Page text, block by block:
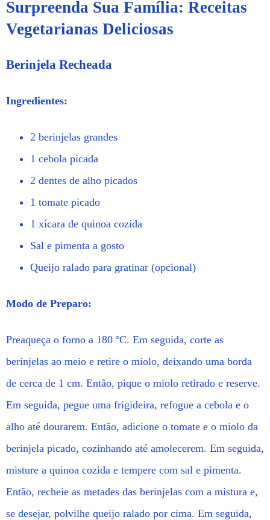
Surpreenda Sua Família: Receitas
Vegetarianas Deliciosas
Berinjela Recheada
Ingredientes:
2 berinjelas grandes
1 cebola picada
2 dentes de alho picados
1 tomate picado
1 xícara de quinoa cozida
Sal e pimenta a gosto
Queijo ralado para gratinar (opcional)
Modo de Preparo:
Preaqueça o forno a 180 °C. Em seguida, corte as
berinjelas ao meio e retire o miolo, deixando uma borda
de cerca de 1 cm. Então, pique o miolo retirado e reserve.
Em seguida, pegue uma frigideira, refogue a cebola e o
alho até dourarem. Então, adicione o tomate e o miolo da
berinjela picado, cozinhando até amolecerem. Em seguida,
misture a quinoa cozida e tempere com sal e pimenta.
Então, recheie as metades das berinjelas com a mistura e,
se desejar, polvilhe queijo ralado por cima. Em seguida,